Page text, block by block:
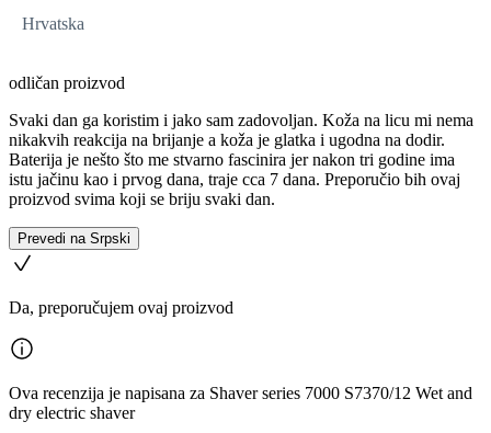
Hrvatska
odličan proizvod
Svaki dan ga koristim i jako sam zadovoljan. Koža na licu mi nema
nikakvih reakcija na brijanje a koža je glatka i ugodna na dodir.
Baterija je nešto što me stvarno fascinira jer nakon tri godine ima
istu jačinu kao i prvog dana, traje cca 7 dana. Preporučio bih ovaj
proizvod svima koji se briju svaki dan.
Prevedi na Srpski
Da, preporučujem ovaj proizvod
Ova recenzija je napisana za Shaver series 7000 S7370/12 Wet and
dry electric shaver